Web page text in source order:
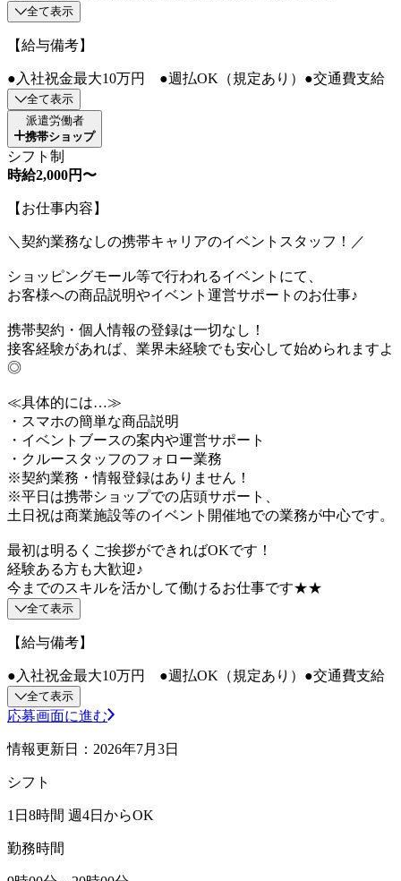
全て表示
【給与備考】
●入社祝金最大10万円 ●週払OK（規定あり）●交通費支給
全て表示
派遣労働者
携帯ショップ
シフト制
時給2,000円〜
【お仕事内容】
＼契約業務なしの携帯キャリアのイベントスタッフ！／
ショッピングモール等で行われるイベントにて、
お客様への商品説明やイベント運営サポートのお仕事♪
携帯契約・個人情報の登録は一切なし！
接客経験があれば、業界未経験でも安心して始められますよ
◎
≪具体的には…≫
・スマホの簡単な商品説明
・イベントブースの案内や運営サポート
・クルースタッフのフォロー業務
※契約業務・情報登録はありません！
※平日は携帯ショップでの店頭サポート、
土日祝は商業施設等のイベント開催地での業務が中心です。
最初は明るくご挨拶ができればOKです！
経験ある方も大歓迎♪
今までのスキルを活かして働けるお仕事です★★
全て表示
【給与備考】
●入社祝金最大10万円 ●週払OK（規定あり）●交通費支給
全て表示
応募画面に進む
情報更新日：2026年7月3日
シフト
1日8時間 週4日からOK
勤務時間